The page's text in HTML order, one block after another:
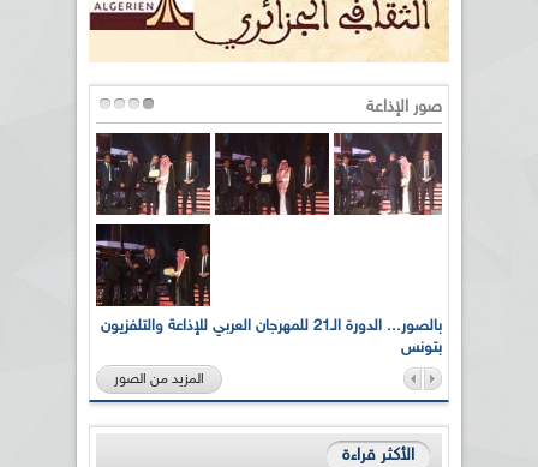
صور الإذاعة
بالصور... الدورة الـ21 للمهرجان العربي للإذاعة والتلفزيون
بتونس
المزيد من الصور
الأكثر قراءة